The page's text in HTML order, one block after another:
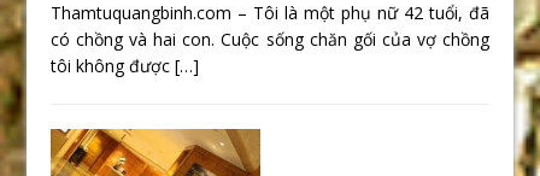
Thamtuquangbinh.com – Tôi là một phụ nữ 42 tuổi, đã
có chồng và hai con. Cuộc sống chăn gối của vợ chồng
tôi không được[…]